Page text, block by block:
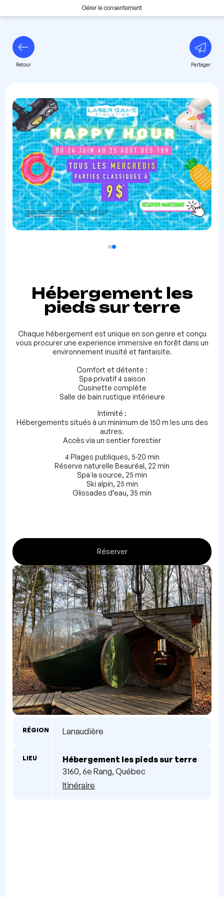
Gérer le consentement
Retour Partager
Hébergement les
pieds sur terre
Chaque hébergement est unique en son genre et conçu
vous procurer une experience immersive en forêt dans un
environnement inusité et fantaisite.
Comfort et détente :
Spa privatif 4 saison
Cusinette complète
Salle de bain rustique intérieure
Intimité :
Hébergements situés à un minimum de 150 m les uns des
autres.
Accès via un sentier forestier
4 Plages publiques, 5-20 min
Réserve naturelle Beauréal, 22 min
Spa la source, 25 min
Ski alpin, 25 min
Glissades d’eau, 35 min
Réserver
RÉGION Lanaudière
LIEU
Hébergement les pieds sur terre
3160, 6e Rang, Québec
Itinéraire